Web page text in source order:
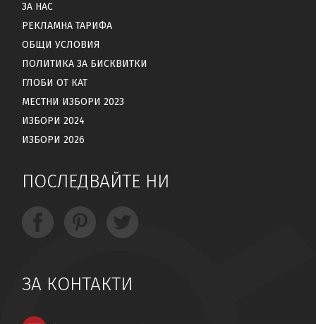
ЗА НАС
РЕКЛАМНА ТАРИФА
ОБЩИ УСЛОВИЯ
ПОЛИТИКА ЗА БИСКВИТКИ
ГЛОБИ ОТ КАТ
МЕСТНИ ИЗБОРИ 2023
ИЗБОРИ 2024
ИЗБОРИ 2026
ПОСЛЕДВАЙТЕ НИ
ЗА КОНТАКТИ